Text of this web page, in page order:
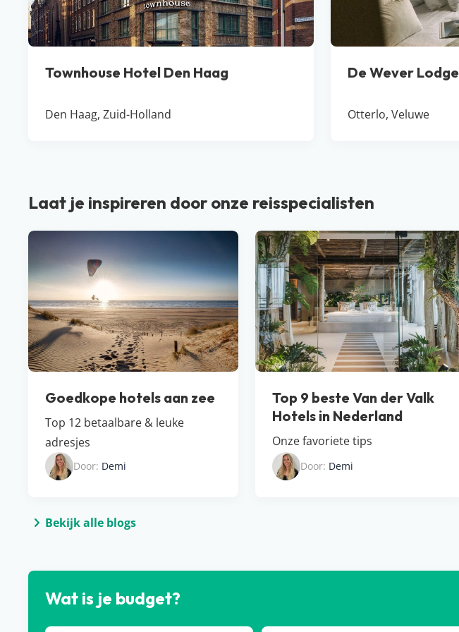
Townhouse Hotel Den Haag
Den Haag, Zuid-Holland
De Wever Lodge
Otterlo, Veluwe
Laat je inspireren door onze reisspecialisten
Goedkope hotels aan zee
Top 12 betaalbare & leuke
adresjes
Door: Demi
Top 9 beste Van der Valk
Hotel​s in Nederland
Onze favoriete tips
Door: Demi
Bekijk alle blogs
Wat is je budget?